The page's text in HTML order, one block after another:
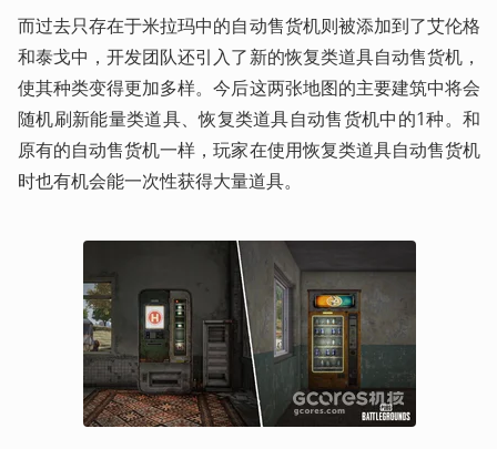
而过去只存在于米拉玛中的自动售货机则被添加到了艾伦格
和泰戈中，开发团队还引入了新的恢复类道具自动售货机，
使其种类变得更加多样。今后这两张地图的主要建筑中将会
随机刷新能量类道具、恢复类道具自动售货机中的1种。和
原有的自动售货机一样，玩家在使用恢复类道具自动售货机
时也有机会能一次性获得大量道具。